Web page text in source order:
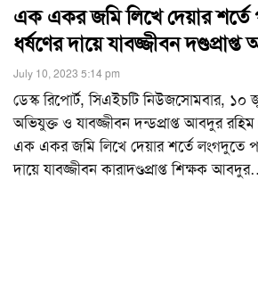
এক একর জমি লিখে দেয়ার শর্তে
ধর্ষণের দায়ে যাবজ্জীবন
July 10, 2023 5:14 pm
ডেস্ক রিপোর্ট, সিএইচটি নিউজসোমবার, ১০
অভিযুক্ত ও যাবজ্জীবন দন্ডপ্রাপ্ত আবদুর
এক একর জমি লিখে দেয়ার শর্তে লংগদুতে
দায়ে যাবজ্জীবন কারাদণ্ডপ্রাপ্ত শিক্ষক আবদুর